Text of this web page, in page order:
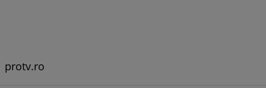
protv.ro